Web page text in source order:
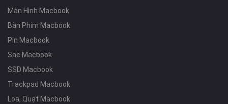
Màn Hình Macbook
Bàn Phím Macbook
Pin Macbook
Sạc Macbook
SSD Macbook
Trackpad Macbook
Loa, Quạt Macbook